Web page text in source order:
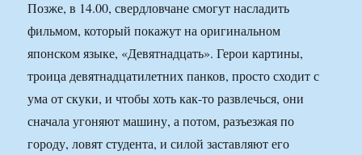
Позже, в 14.00, свердловчане смогут насладить
фильмом, который покажут на оригинальном
японском языке, «Девятнадцать». Герои картины,
троица девятнадцатилетних панков, просто сходит с
ума от скуки, и чтобы хоть как-то развлечься, они
сначала угоняют машину, а потом, разъезжая по
городу, ловят студента, и силой заставляют его